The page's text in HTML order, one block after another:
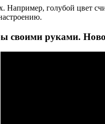
Например, голубой цвет
руками.